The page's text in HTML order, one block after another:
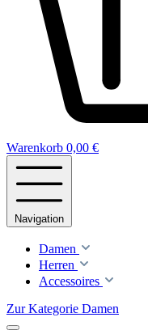
Warenkorb 0,00 €
Navigation
Damen
Herren
Accessoires
Zur Kategorie Damen